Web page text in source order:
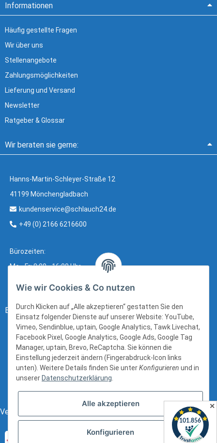
Informationen
Häufig gestellte Fragen
Wir über uns
Stellenangebote
Zahlungsmöglichkeiten
Lieferung und Versand
Newsletter
Ratgeber & Glossar
Wir beraten sie gerne:
Hanns-Martin-Schleyer-Straße 12
41199 Mönchengladbach
kundenservice@schlauch24.de
+49 (0) 2166 6216600
Bürozeiten:
Mo - Fr: 8:00 - 16:00 Uhr
Bezahlung:
Versand:
Wie wir Cookies & Co nutzen
Durch Klicken auf „Alle akzeptieren“ gestatten Sie den
Einsatz folgender Dienste auf unserer Website: YouTube,
Vimeo, Sendinblue, uptain, Google Analytics, Tawk Livechat,
Facebook Pixel, Google Analytics, Google Ads, Google Tag
Manager, uptain, Brevo, ReCaptcha. Sie können die
Einstellung jederzeit ändern (Fingerabdruck-Icon links
unten). Weitere Details finden Sie unterKonfigurieren und in
unserer Datenschutzerklärung.
Alle akzeptieren
Konfigurieren
✕